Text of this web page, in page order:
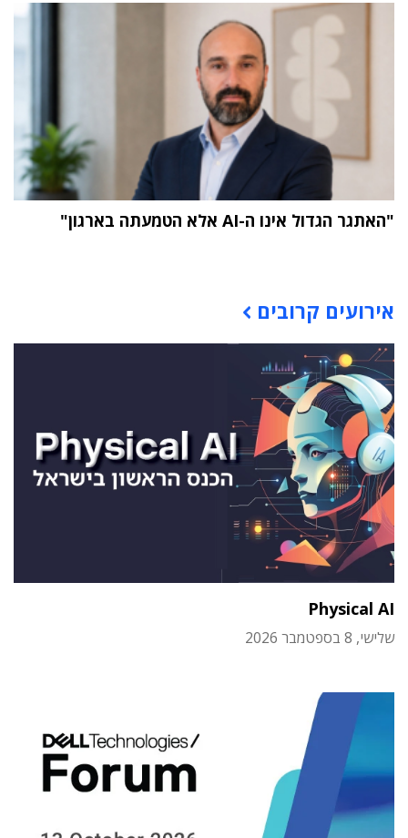
"האתגר הגדול אינו ה-AI אלא הטמעתה בארגון"
אירועים קרובים
Physical AI
שלישי, 8 בספטמבר 2026